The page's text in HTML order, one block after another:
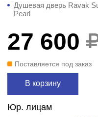
Душевая дверь Ravak
Pearl
27 600
Поставляется под заказ
В корзину
Юр. лицам